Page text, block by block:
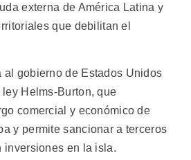
externa de América Latina y
que debilitan el
al gobierno de Estados Unidos
Helms-Burton, que
comercial y económico de
y permite sancionar a terceros
inversiones en la isla.